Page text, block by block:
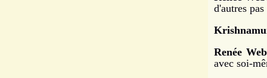
d'autres
Renée
avec soi-